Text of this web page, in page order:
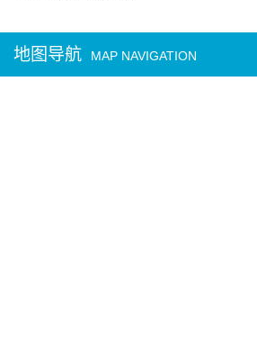
地图导航 MAP NAVIGATION